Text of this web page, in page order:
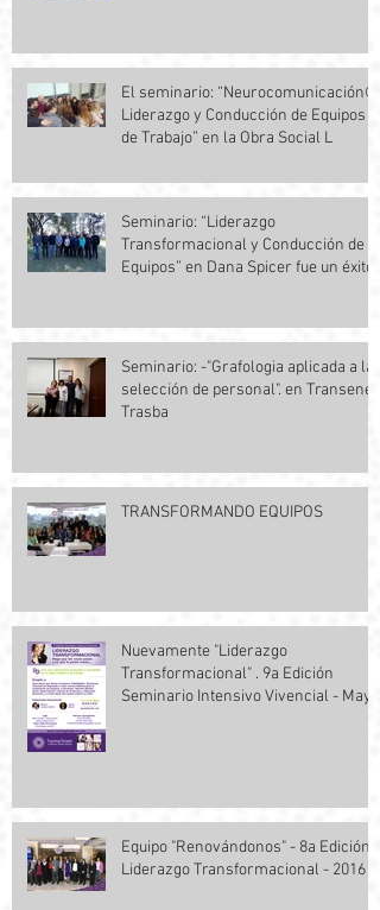
El seminario: “Neurocomunicación©,
Liderazgo y Conducción de Equipos
de Trabajo” en la Obra Social L
Seminario: “Liderazgo
Transformacional y Conducción de
Equipos” en Dana Spicer fue un éxito.
Seminario: -"Grafologia aplicada a la
selección de personal". en Transener
Trasba
TRANSFORMANDO EQUIPOS
Nuevamente "Liderazgo
Transformacional" . 9a Edición
Seminario Intensivo Vivencial - Mayo
Equipo "Renovándonos" - 8a Edición
Liderazgo Transformacional - 2016